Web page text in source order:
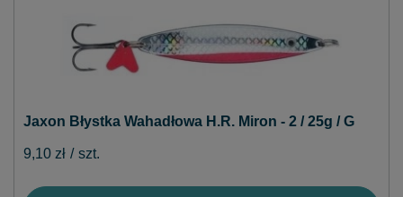
Jaxon Błystka Wahadłowa H.R. Miron - 2 / 25g / G
9,10 zł / szt.